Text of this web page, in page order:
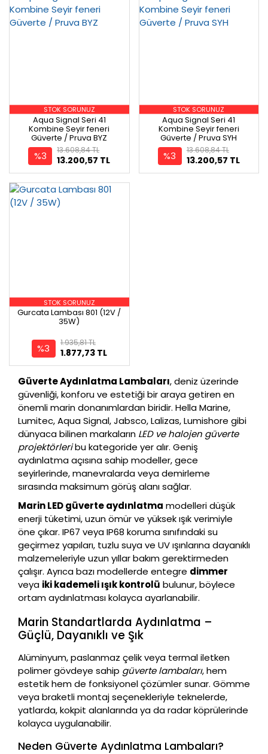
STOK SORUNUZ
Aqua Signal Seri 41
Kombine Seyir feneri
Güverte / Pruva BYZ
%3 13.200,57 TL
13.608,84 TL
STOK SORUNUZ
Aqua Signal Seri 41
Kombine Seyir feneri
Güverte / Pruva SYH
%3 13.200,57 TL
13.608,84 TL
STOK SORUNUZ
Gurcata Lambası 801 (12V /
35W)
%3 1.877,73 TL
1.935,81 TL
Güverte Aydınlatma Lambaları, deniz üzerinde
güvenliği, konforu ve estetiği bir araya getiren en
önemli marin donanımlardan biridir. Hella Marine,
Lumitec, Aqua Signal, Jabsco, Lalizas, Lumishore gibi
dünyaca bilinen markaların LED ve halojen güverte
projektörleribu kategoride yer alır. Geniş
aydınlatma açısına sahip modeller, gece
seyirlerinde, manevralarda veya demirleme
sırasında maksimum görüş alanı sağlar.
Marin LED güverte aydınlatma modelleri düşük
enerji tüketimi, uzun ömür ve yüksek ışık verimiyle
öne çıkar. IP67 veya IP68 koruma sınıfındaki su
geçirmez yapıları, tuzlu suya ve UV ışınlarına dayanıklı
malzemeleriyle uzun yıllar bakım gerektirmeden
çalışır. Ayrıca bazı modellerde entegre dimmer
veya iki kademeli ışık kontrolü bulunur, böylece
ortam aydınlatması kolayca ayarlanabilir.
Marin Standartlarda Aydınlatma –
Güçlü, Dayanıklı ve Şık
Alüminyum, paslanmaz çelik veya termal iletken
polimer gövdeye sahip güverte lambaları, hem
estetik hem de fonksiyonel çözümler sunar. Gömme
veya braketli montaj seçenekleriyle teknelerde,
yatlarda, kokpit alanlarında ya da radar köprülerinde
kolayca uygulanabilir.
Neden Güverte Aydınlatma Lambaları?